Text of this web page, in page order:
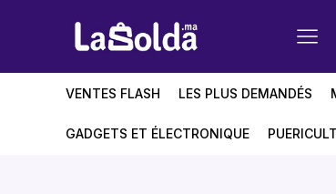
VENTES FLASH LES PLUS DEMANDÉS
GADGETS ET ÉLECTRONIQUE